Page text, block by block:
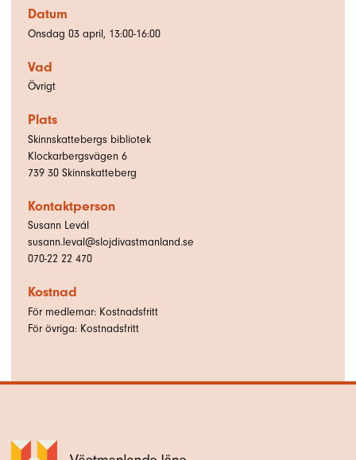
Datum
Onsdag 03 april, 13:00-16:00
Vad
Övrigt
Plats
Skinnskattebergs bibliotek
Klockarbergsvägen 6
739 30 Skinnskatteberg
Kontaktperson
Susann Levál
susann.leval@slojdivastmanland.se
070-22 22 470
Kostnad
För medlemar: Kostnadsfritt
För övriga: Kostnadsfritt